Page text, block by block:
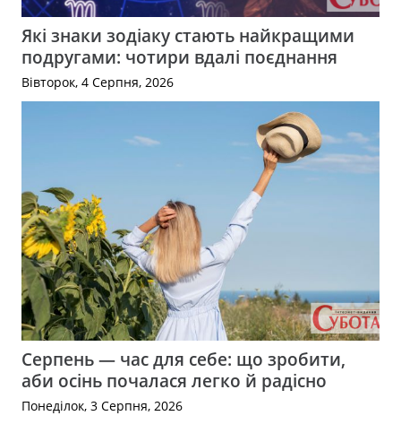
Які знаки зодіаку стають найкращими
подругами: чотири вдалі поєднання
Вівторок, 4 Серпня, 2026
Серпень — час для себе: що зробити,
аби осінь почалася легко й радісно
Понеділок, 3 Серпня, 2026